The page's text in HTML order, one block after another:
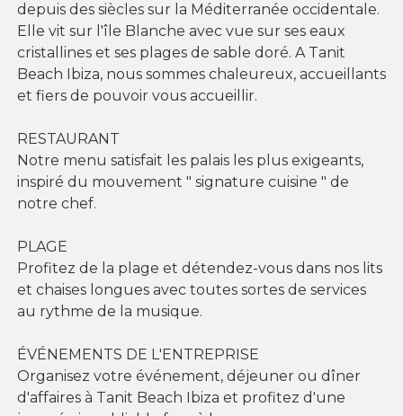
depuis des siècles sur la Méditerranée occidentale.
Elle vit sur l'île Blanche avec vue sur ses eaux
cristallines et ses plages de sable doré. A Tanit
Beach Ibiza, nous sommes chaleureux, accueillants
et fiers de pouvoir vous accueillir.
RESTAURANT
Notre menu satisfait les palais les plus exigeants,
inspiré du mouvement " signature cuisine " de
notre chef.
PLAGE
Profitez de la plage et détendez-vous dans nos lits
et chaises longues avec toutes sortes de services
au rythme de la musique.
ÉVÉNEMENTS DE L'ENTREPRISE
Organisez votre événement, déjeuner ou dîner
d'affaires à Tanit Beach Ibiza et profitez d'une